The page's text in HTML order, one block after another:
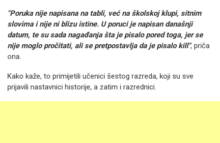
"Poruka nije napisana na tabli, već na školskoj klupi, sitnim
slovima i nije ni blizu istine. U poruci je napisan današnji
datum, te su sada nagađanja šta je pisalo pored toga, jer se
nije moglo pročitati, ali se pretpostavlja da je pisalo kill", priča
ona.
Kako kaže, to primijetili učenici šestog razreda, koji su sve
prijavili nastavnici historije, a zatim i razrednici.